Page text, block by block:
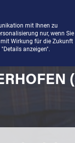
mit Ihnen zu
nur, wenn Sie
Wirkung für die Zukunft
anzeigen".